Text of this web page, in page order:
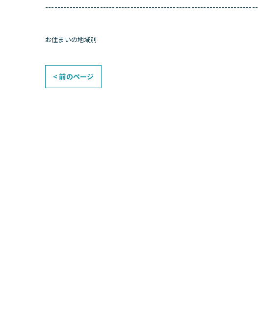
----------------------------------------------------------------------
お住まいの地域別
< 前のページ